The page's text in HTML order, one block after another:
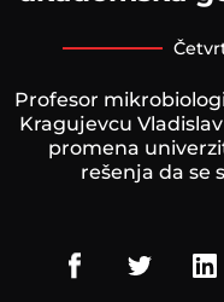
Profesor
Kragujevcu
promena
rešenja da se